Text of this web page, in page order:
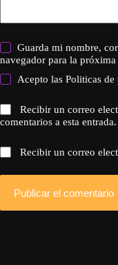
Guarda mi nombre,
navegador para la
Acepto lasPoliticas
Recibir un correo
comentarios a esta entrada.
Recibir un correo
Publicar el comentario